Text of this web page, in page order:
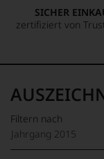
SICHER
zertifiziert von
Filtern nach
Jahrgang 2015